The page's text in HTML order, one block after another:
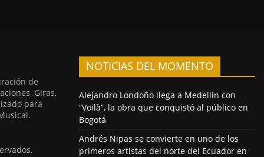
de
Giras,
para
NOTICIAS DEL MOMENTO
Alejandro Londoño llega a Medellín con
“Voilà”, la obra que conquistó al público en
Bogotá
Andrés Nipas se convierte en uno de los
primeros artistas del norte del Ecuador en